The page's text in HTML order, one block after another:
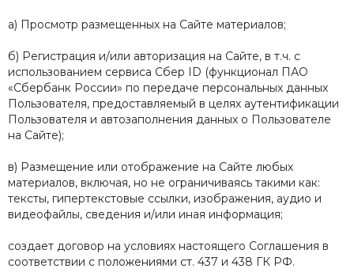
а) Просмотр размещенных на Сайте материалов;
б) Регистрация и/или авторизация на Сайте, в т.ч. с
использованием сервиса Сбер ID (функционал ПАО
«Сбербанк России» по передаче персональных данных
Пользователя, предоставляемый в целях аутентификации
Пользователя и автозаполнения данных о Пользователе
на Сайте);
в) Размещение или отображение на Сайте любых
материалов, включая, но не ограничиваясь такими как:
тексты, гипертекстовые ссылки, изображения, аудио и
видеофайлы, сведения и/или иная информация;
создает договор на условиях настоящего Соглашения в
соответствии с положениями ст. 437 и 438 ГК РФ.